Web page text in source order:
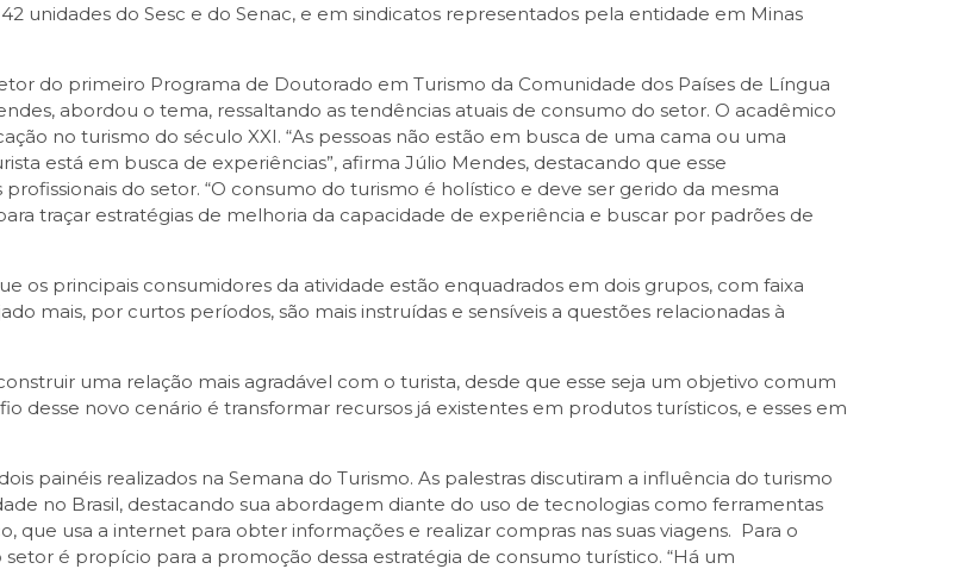
unidades do Sesc e do Senac, e em sindicatos representados pela entidade em Minas
do primeiro Programa de Doutorado em Turismo da Comunidade dos Países de Língua
abordou o tema, ressaltando as tendências atuais de consumo do setor. O acadêmico
no turismo do século XXI. “As pessoas não estão em busca de uma cama ou uma
está em busca de experiências”, afirma Júlio Mendes, destacando que esse
do setor. “O consumo do turismo é holístico e deve ser gerido da mesma
traçar estratégias de melhoria da capacidade de experiência e buscar por padrões de
principais consumidores da atividade estão enquadrados em dois grupos, com faixa
mais, por curtos períodos, são mais instruídas e sensíveis a questões relacionadas à
uma relação mais agradável com o turista, desde que esse seja um objetivo comum
desse novo cenário é transformar recursos já existentes em produtos turísticos, e esses em
painéis realizados na Semana do Turismo. As palestras discutiram a influência do turismo
no Brasil, destacando sua abordagem diante do uso de tecnologias como ferramentas
que usa a internet para obter informações e realizar compras nas suas viagens. Para o
é propício para a promoção dessa estratégia de consumo turístico. “Há um